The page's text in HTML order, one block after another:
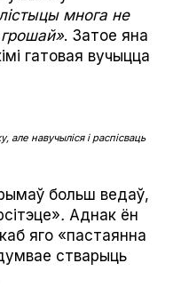
многа не
. Затое яна
гатовая вучыцца
але навучыліся і распісваць
больш ведаў,
. Аднак ён
яго «пастаянна
стварыць